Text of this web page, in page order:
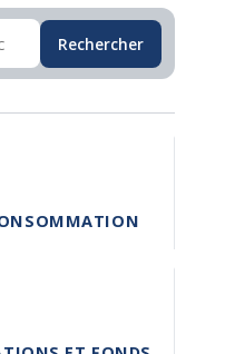
Rechercher